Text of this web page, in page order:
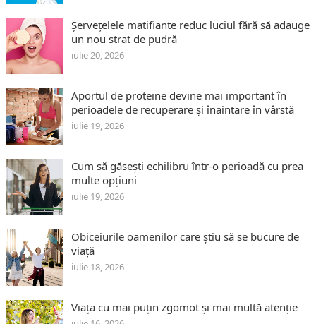
Șervețelele matifiante reduc luciul fără să adauge
un nou strat de pudră
iulie 20, 2026
Aportul de proteine devine mai important în
perioadele de recuperare și înaintare în vârstă
iulie 19, 2026
Cum să găsești echilibru într-o perioadă cu prea
multe opțiuni
iulie 19, 2026
Obiceiurile oamenilor care știu să se bucure de
viață
iulie 18, 2026
Viața cu mai puțin zgomot și mai multă atenție